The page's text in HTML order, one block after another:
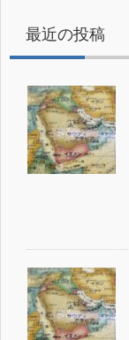
最近の投稿